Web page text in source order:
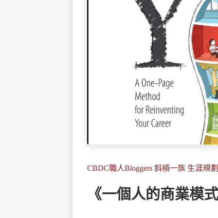
CBDC職人Bloggers 斜槓一族 生涯規
《一個人的商業模